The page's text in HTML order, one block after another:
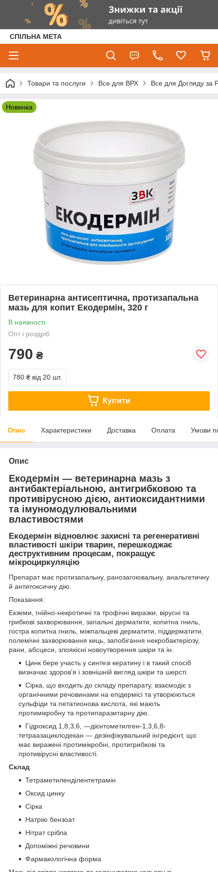
СПІЛЬНА МЕТА
Товари та послуги Все для ВРХ Все для Догляду за
Новинка
Ветеринарна антисептична, протизапальна
мазь для копит Екодермін, 320 г
В наявності
Опт і роздріб
790 ₴
780 ₴ від 20 шт.
Купити
Опис Характеристики Доставка Оплата Умови
Опис
Екодермін — ветеринарна мазь з
антибактеріальною, антигрибковою та
противірусною дією, антиоксидантними
та імуномодулювальними
властивостями
Екодермін відновлює захисні та регенеративні
властивості шкіри тварин, перешкоджає
деструктивним процесам, покращує
мікроциркуляцію
Препарат має протизапальну, ранозагоювальну, анальгетичну
й антитоксичну дію.
Показання:
Екземи, гнійно-некротичні та трофічні виразки, вірусні та
грибкові захворювання, запальні дерматити, копитна гниль,
гостра копитна гниль, міжпальцеві дерматити, піддерматити,
полемічні захворювання киць, запобігання некробактеріозу,
рани, абсцеси, злоякісні новоутворення шкіри та ін.
Цинк бере участь у синтезі кератину і в такий спосіб
визначає здоров'я і зовнішній вигляд шкіри та шерсті.
Сірка, що входить до складу препарату, взаємодіє з
органічними речовинами на епідермісі та утворюються
сульфіди та петатионова кислота, які мають
протимікробну та протипаразитарну дію.
Гідроксид 1,8,3,6, —дієнтометилген-1,3,6,8-
тетраазациклодекан — дезінфікувальний інгредієнт, що
має виражені протимікробні, протигрибкові та
противірусні властивості.
Склад
Тетраметиленділентетрамін
Оксид цинку
Сірка
Натрію бензоат
Нітрат срібла
Допоміжні речовини
Фармакологічна форма